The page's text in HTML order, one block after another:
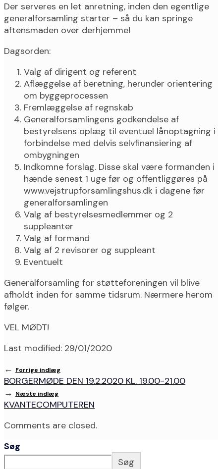
Der serveres en let anretning, inden den egentlige
generalforsamling starter – så du kan springe
aftensmaden over derhjemme!
Dagsorden:
Valg af dirigent og referent
Aflæggelse af beretning, herunder orientering
om byggeprocessen
Fremlæggelse af regnskab
Generalforsamlingens godkendelse af
bestyrelsens oplæg til eventuel lånoptagning i
forbindelse med delvis selvfinansiering af
ombygningen
Indkomne forslag. Disse skal være formanden i
hænde senest 1 uge før og offentliggøres på
www.vejstrupforsamlingshus.dk i dagene før
generalforsamlingen
Valg af bestyrelsesmedlemmer og 2
suppleanter
Valg af formand
Valg af 2 revisorer og suppleant
Eventuelt
Generalforsamling for støtteforeningen vil blive
afholdt inden for samme tidsrum. Nærmere herom
følger.
VEL MØDT!
Last modified: 29/01/2020
← Forrige indlæg
BORGERMØDE DEN 19.2.2020 KL. 19.00-21.00
→ Næste indlæg
KVANTECOMPUTEREN
Comments are closed.
Søg
Søg